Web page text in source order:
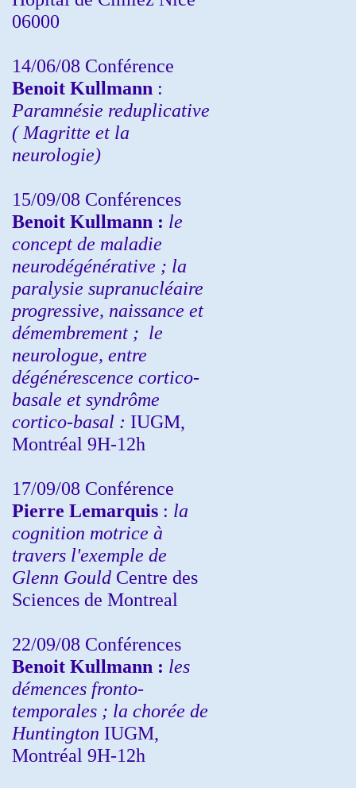
06000
14/06/08 Conférence
Benoit Kullmann :
Paramnésie reduplicative
( Magritte et la
neurologie)
15/09/08 Conférences
Benoit Kullmann : le
concept de maladie
neurodégénérative ; la
paralysie supranucléaire
progressive, naissance et
démembrement ; le
neurologue, entre
dégénérescence cortico-
basale et syndrôme
cortico-basal : IUGM,
Montréal 9H-12h
17/09/08 Conférence
Pierre Lemarquis : la
cognition motrice à
travers l'exemple de
Glenn Gould Centre des
Sciences de Montreal
22/09/08 Conférences
Benoit Kullmann : les
démences fronto-
temporales ; la chorée de
Huntington IUGM,
Montréal 9H-12h